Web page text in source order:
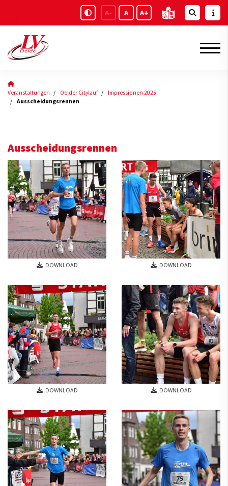
A- A A+
Veranstaltungen Oelder Citylauf
Impressionen 2025
Ausscheidungsrennen
Ausscheidungsrennen
DOWNLOAD DOWNLOAD
DOWNLOAD DOWNLOAD